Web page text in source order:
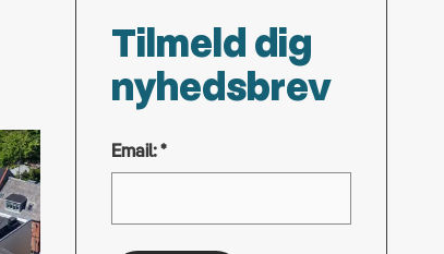
Tilmeld dig
nyhedsbrev
Email: *